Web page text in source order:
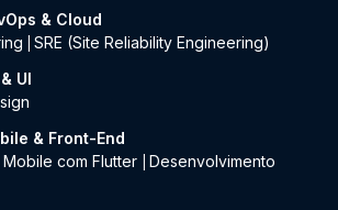
& Cloud
SRE (Site Reliability Engineering)
UI
& Front-End
com Flutter
Desenvolvimento